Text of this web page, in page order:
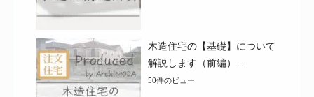
木造住宅の【基礎】について
解説します（前編）...
50件のビュー